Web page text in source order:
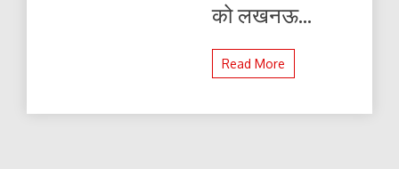
को लखनऊ...
Read More